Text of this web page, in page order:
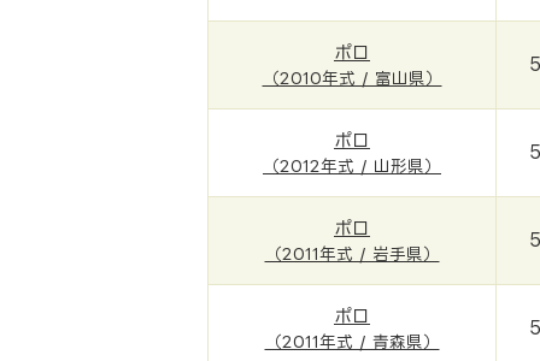
ポロ
（2010年式 / 富山県）
ポロ
（2012年式 / 山形県）
ポロ
（2011年式 / 岩手県）
ポロ
（2011年式 / 青森県）